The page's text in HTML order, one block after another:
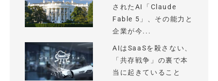
されたAI「Claude
Fable 5」、その能力と
企業が今...
AIはSaaSを殺さない、
「共存戦争」の裏で本
当に起きていること